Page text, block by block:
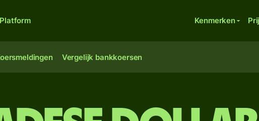
Platform Kenmerken
Vergelijk bankkoersen